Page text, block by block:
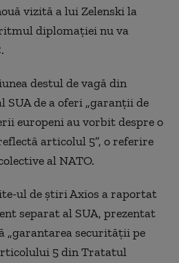
vizită a lui Zelenski la
ritmul diplomației nu va
destul de vagă din
de a oferi „garanții de
europeni au vorbit despre o
articolul 5”, o referire
al NATO.
ul de știri Axios a raportat
separat al SUA, prezentat
„garantarea securității pe
5 din Tratatul